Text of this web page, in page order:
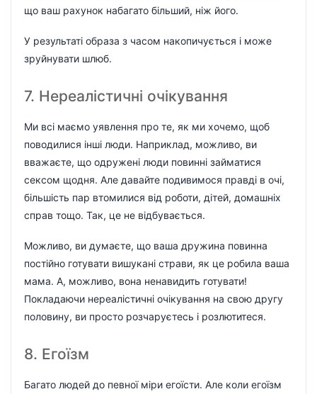
що ваш рахунок набагато більший, ніж його.
У результаті образа з часом накопичується і може
зруйнувати шлюб.
7. Нереалістичні очікування
Ми всі маємо уявлення про те, як ми хочемо, щоб
поводилися інші люди. Наприклад, можливо, ви
вважаєте, що одружені люди повинні займатися
сексом щодня. Але давайте подивимося правді в очі,
більшість пар втомилися від роботи, дітей, домашніх
справ тощо. Так, це не відбувається.
Можливо, ви думаєте, що ваша дружина повинна
постійно готувати вишукані страви, як це робила ваша
мама. А, можливо, вона ненавидить готувати!
Покладаючи нереалістичні очікування на свою другу
половину, ви просто розчаруєтесь і розлютитеся.
8. Егоїзм
Багато людей до певної міри егоїсти. Але коли егоїзм